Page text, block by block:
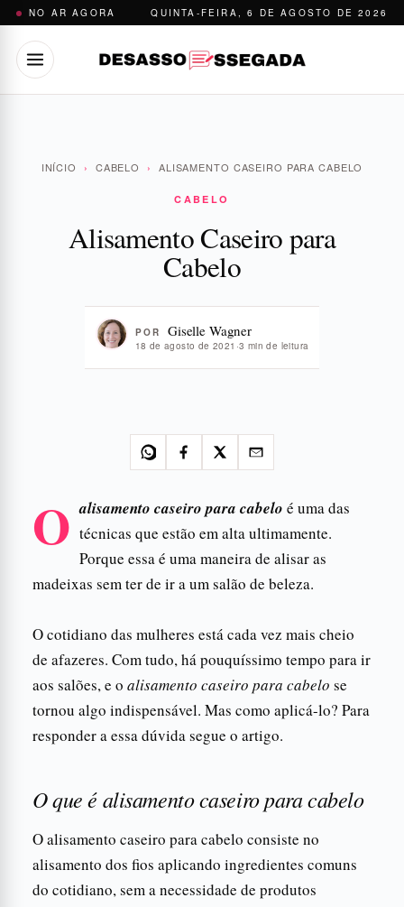
Pular
conteúdo
NO AR AGORA QUINTA-FEIRA, 6 DE AGOSTO DE 2026
INÍCIO › CABELO › ALISAMENTO CASEIRO PARA CABELO
CABELO
Alisamento Caseiro para
Cabelo
POR Giselle Wagner
18 de agosto de 2021 ·3 min de leitura
O alisamento caseiro para cabelo é uma das
técnicas que estão em alta ultimamente.
Porque essa é uma maneira de alisar as
madeixas sem ter de ir a um salão de beleza.
O cotidiano das mulheres está cada vez mais cheio
de afazeres. Com tudo, há pouquíssimo tempo para ir
aos salões, e o alisamento caseiro para cabelo se
tornou algo indispensável. Mas como aplicá-lo? Para
responder a essa dúvida segue o artigo.
O que é alisamento caseiro para cabelo
O alisamento caseiro para cabelo consiste no
alisamento dos fios aplicando ingredientes comuns
do cotidiano, sem a necessidade de produtos